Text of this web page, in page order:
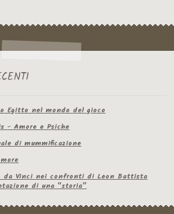
Egitto nel mondo del gioco
- Amore e Psiche
di mummificazione
da Vinci nei confronti di Leon Battista
di una “storia”